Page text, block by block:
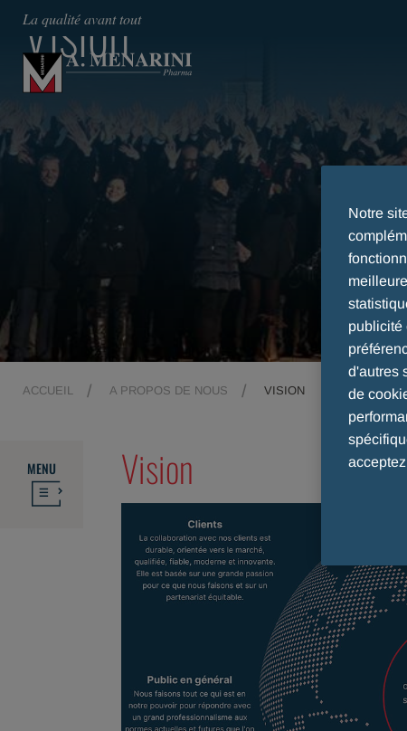
La qualité avant tout
Vision
ACCUEIL A PROPOS DE NOUS VISION
MENU Vision
Notre
publicité
d'autres
de